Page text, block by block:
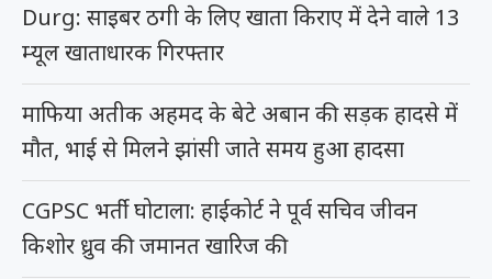
Durg: साइबर ठगी के लिए खाता किराए में देने वाले 13
म्यूल खाताधारक गिरफ्तार
माफिया अतीक अहमद के बेटे अबान की सड़क हादसे में
मौत, भाई से मिलने झांसी जाते समय हुआ हादसा
CGPSC भर्ती घोटाला: हाईकोर्ट ने पूर्व सचिव जीवन
किशोर ध्रुव की जमानत खारिज की